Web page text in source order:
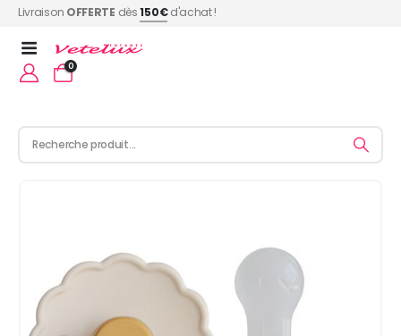
Livraison OFFERTE dès150€d'achat !
0